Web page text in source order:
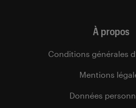
À propos
Conditions générales
Mentions
Données